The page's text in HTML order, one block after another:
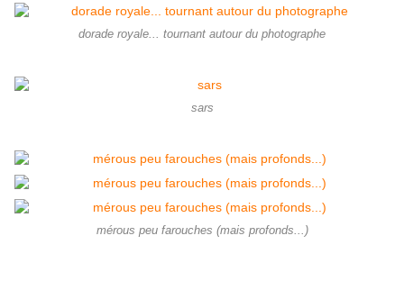
dorade royale... tournant autour du photographe
sars
mérous peu farouches (mais profonds...)